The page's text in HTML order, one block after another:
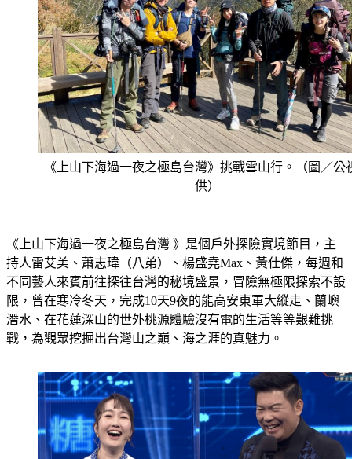
《上山下海過一夜之極島台灣》挑戰雪山行。（圖／公
供）
《上山下海過一夜之極島台灣 》是個戶外探險實境節目，主
持人雷艾美、蕭志瑋（八弟）、楊盛堯Max、黃仕傑，每週和
不同藝人來賓前往探往台灣的秘境盛景，冒險無極限探索不設
限，曾在寒冷冬天，完成10天9夜的能高安東軍大縱走、蘭嶼
潛水、在花蓮深山的世外桃源體驗沒有電的生活等等艱難挑
戰，為觀眾挖掘出台灣山之巔、海之涯的真魅力。